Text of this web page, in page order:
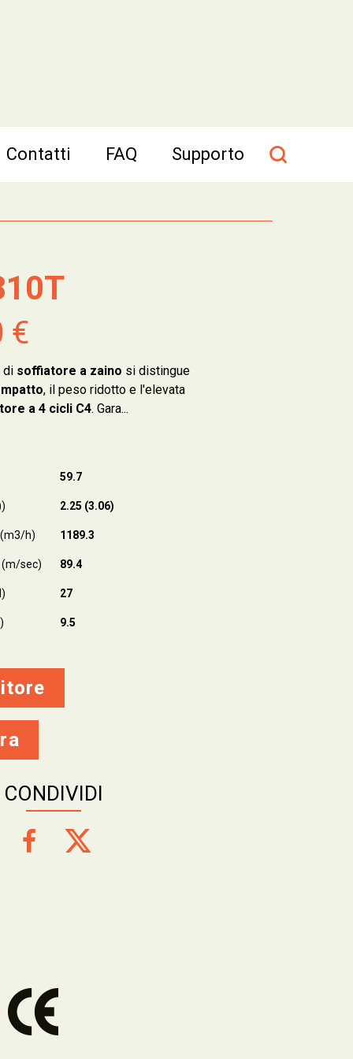
Contatti FAQ Supporto
€
di soffiatore a zaino si distingue
, il peso ridotto e l'elevata
a 4 cicli C4. Gara...
59.7
2.25 (3.06)
h) 1189.3
(m/sec) 89.4
27
9.5
CONDIVIDI